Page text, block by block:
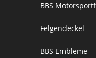
BBS
Felgendeckel
BBS Embleme